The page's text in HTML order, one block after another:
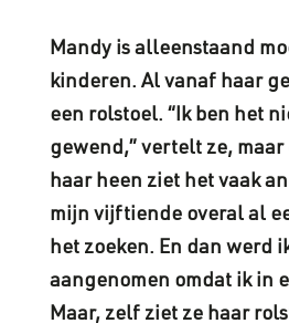
Mandy is alleenstaand
kinderen. Al vanaf haar
een rolstoel. “Ik ben het
gewend,” vertelt ze,
haar heen ziet het vaak
mijn vijftiende overal al
het zoeken. En dan werd
aangenomen omdat ik in
Maar, zelf ziet ze haar